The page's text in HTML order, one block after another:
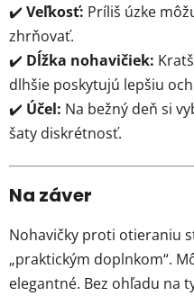
✔️ Veľkosť: Príliš úzke
zhrňovať.
✔️ Dĺžka nohavičiek:
dlhšie poskytujú lepšiu
✔️ Účel: Na bežný deň si
šaty diskrétnosť.
Na záver
Nohavičky proti otieraniu
„praktickým doplnkom“.
elegantné. Bez ohľadu na